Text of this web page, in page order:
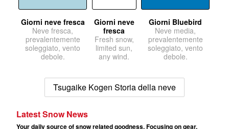
Giorni neve fresca
Neve fresca,
prevalentemente
soleggiato, vento
debole.
Giorni neve
fresca
Fresh snow,
limited sun,
any wind.
Giorni Bluebird
Neve media,
prevalentemente
soleggiato, vento
debole.
Tsugaike Kogen Storia della neve